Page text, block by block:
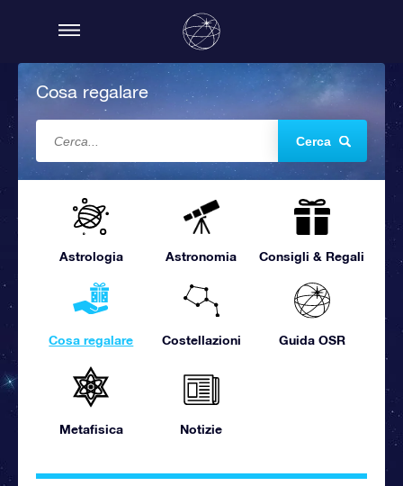
Cosa regalare
Cerca
Astrologia Astronomia Consigli & Regali
Cosa regalare Costellazioni Guida OSR
Metafisica Notizie